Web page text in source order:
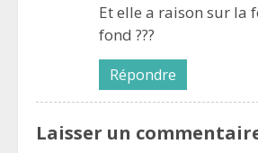
Et elle a raison sur la
fond ???
Répondre
Laisser un